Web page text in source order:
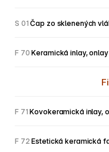
S 01 Čap zo sklenených
F 70 Keramická inlay,
F 71 Kovokeramická inlay,
F 72 Estetická keramická